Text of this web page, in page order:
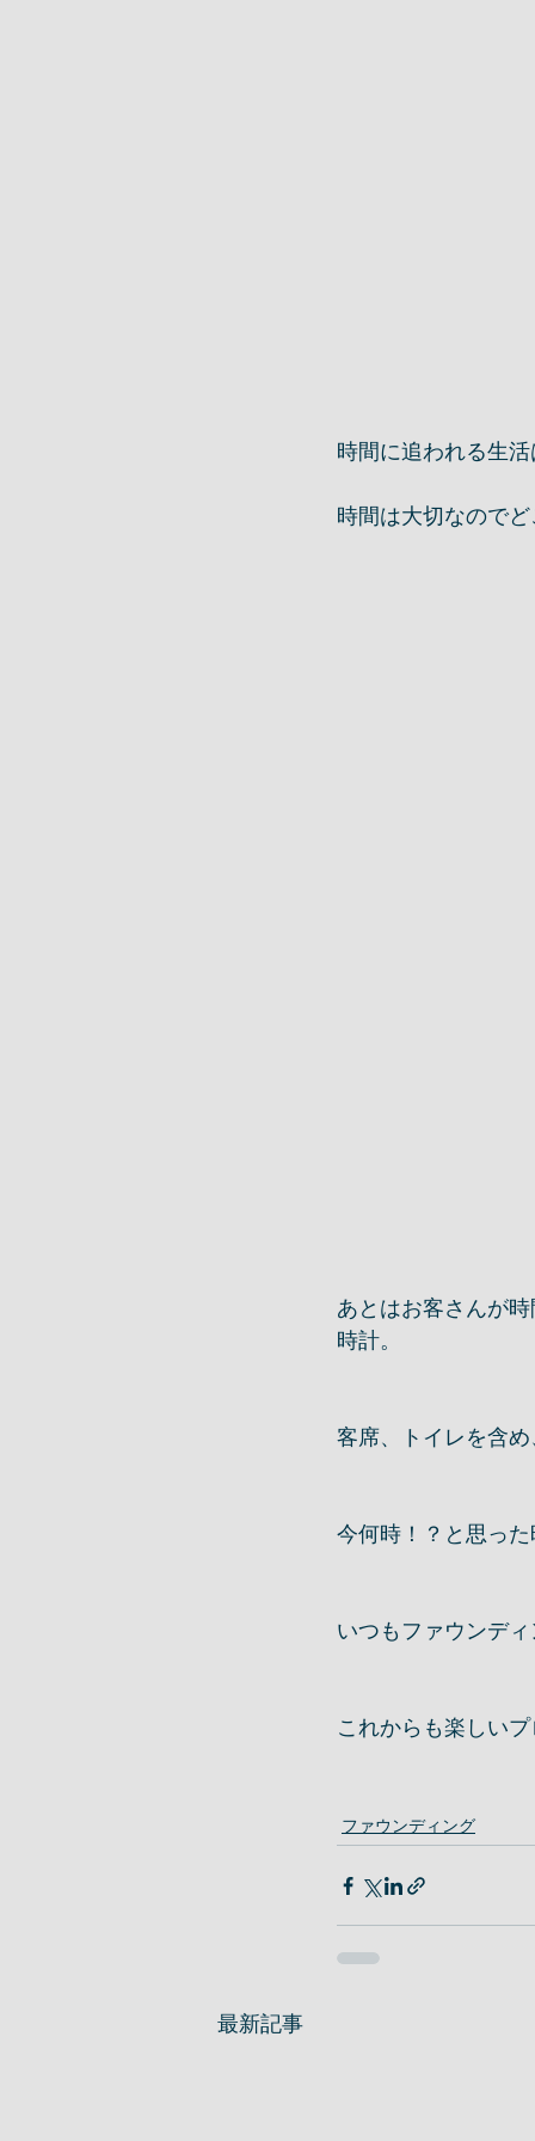
時間に追われる生活
時間は大切なので
あとはお客さんが
時計。
客席、トイレを含
今何時！？と思っ
いつもファウンディ
これからも楽しい
ファウンディング
最新記事